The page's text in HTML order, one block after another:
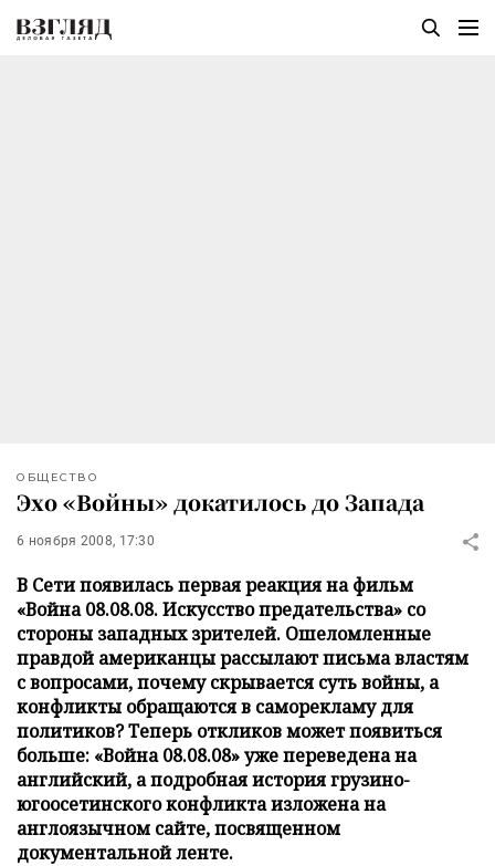
ОБЩЕСТВО
Эхо «Войны» докатилось до Запада
6 ноября 2008, 17:30
В Сети появилась первая реакция на фильм
«Война 08.08.08. Искусство предательства» со
стороны западных зрителей. Ошеломленные
правдой американцы рассылают письма властям
с вопросами, почему скрывается суть войны, а
конфликты обращаются в саморекламу для
политиков? Теперь откликов может появиться
больше: «Война 08.08.08» уже переведена на
английский, а подробная история грузино-
югоосетинского конфликта изложена на
англоязычном сайте, посвященном
документальной ленте.